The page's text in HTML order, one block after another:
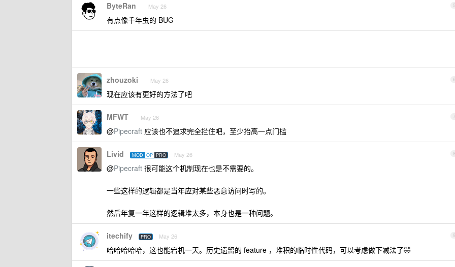
5
ByteRan May 26
有点像千年虫的 BUG
6
zhouzoki May 26
现在应该有更好的方法了吧
7
MFWT May 26
@Pipecraft 应该也不追求完全拦住吧，至少抬高一点门槛
8
Livid MOD OP PRO May 26
@Pipecraft 很可能这个机制现在也是不需要的。
一些这样的逻辑都是当年应对某些恶意访问时写的。
然后年复一年这样的逻辑堆太多，本身也是一种问题。
9
itechify PRO May 26
哈哈哈哈哈，这也能宕机一天。历史遗留的 feature ，堆积的临时性代码，可以考虑做下减法了🤣